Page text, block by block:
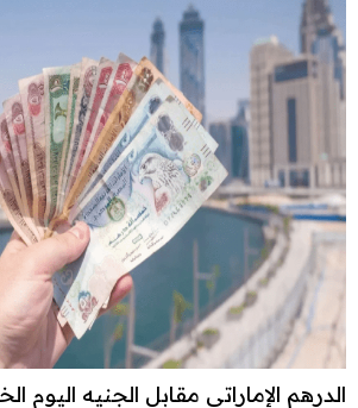
الدرهم الإماراتي مقابل الجنيه